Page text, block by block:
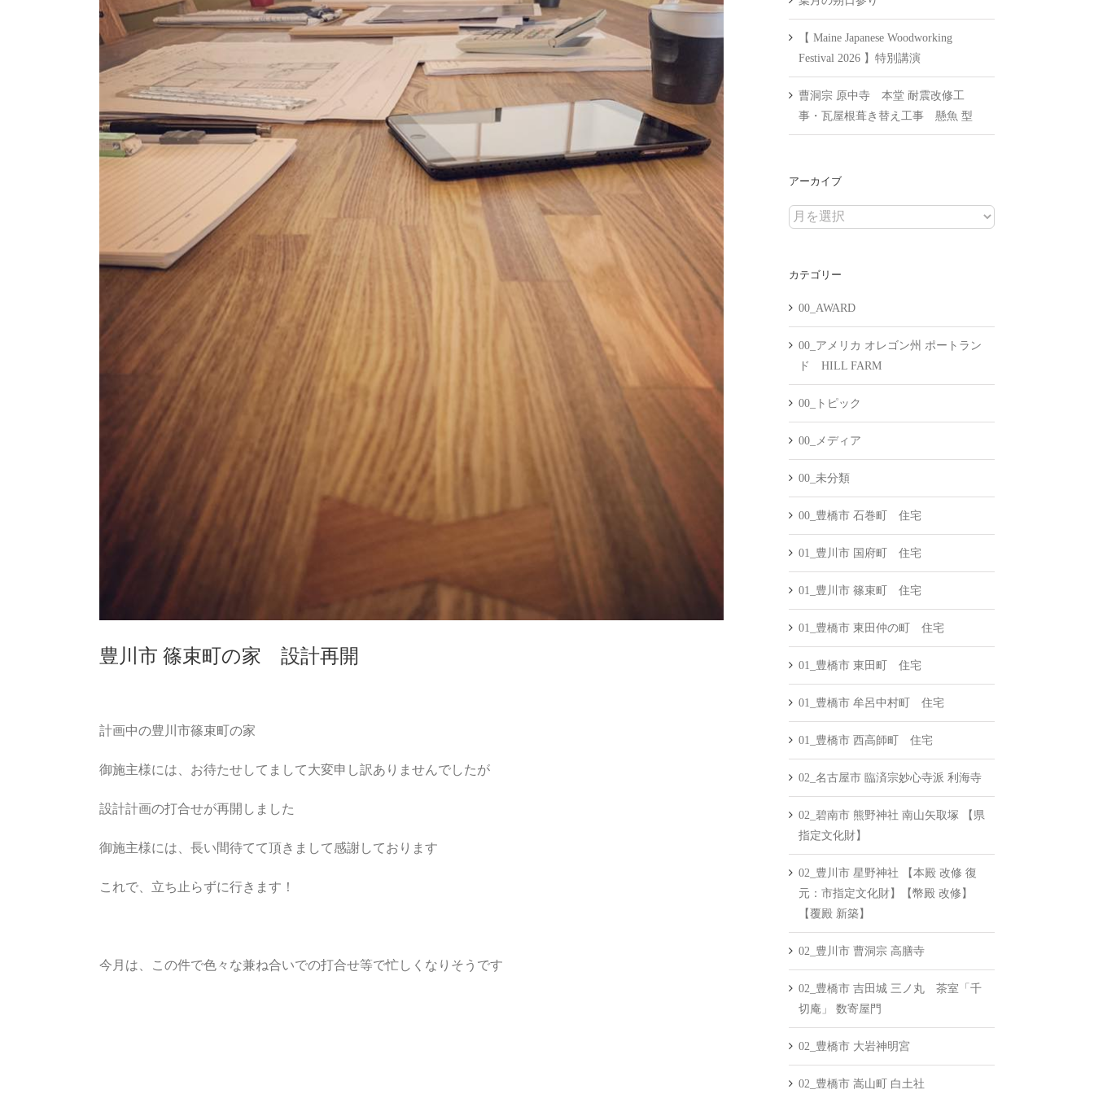
豊川市 篠束町の家 設計再開
計画中の豊川市篠束町の家
御施主様には、お待たせしてまして大変申し訳ありませんでしたが
設計計画の打合せが再開しました
御施主様には、長い間待てて頂きまして感謝しております
これで、立ち止らずに行きます！
今月は、この件で色々な兼ね合いでの打合せ等で忙しくなりそうです
【 Maine Japanese Woodworking
Festival 2026 】特別講演
曹洞宗 原中寺 本堂 耐震改修工
事・瓦屋根葺き替え工事 懸魚 型
アーカイブ
ア
イ
カテゴリー
00_AWARD
00_アメリカ オレゴン州 ポートラン
ド HILL FARM
00_トピック
00_メディア
00_未分類
00_豊橋市 石巻町 住宅
01_豊川市 国府町 住宅
01_豊川市 篠束町 住宅
01_豊橋市 東田仲の町 住宅
01_豊橋市 東田町 住宅
01_豊橋市 牟呂中村町 住宅
01_豊橋市 西高師町 住宅
02_名古屋市 臨済宗妙心寺派 利海寺
02_碧南市 熊野神社 南山矢取塚 【県
指定文化財】
02_豊川市 星野神社 【本殿 改修 復
元：市指定文化財】【幣殿 改修】
【覆殿 新築】
02_豊川市 曹洞宗 高膳寺
02_豊橋市 吉田城 三ノ丸 茶室「千
切庵」 数寄屋門
02_豊橋市 大岩神明宮
02_豊橋市 嵩山町 白土社